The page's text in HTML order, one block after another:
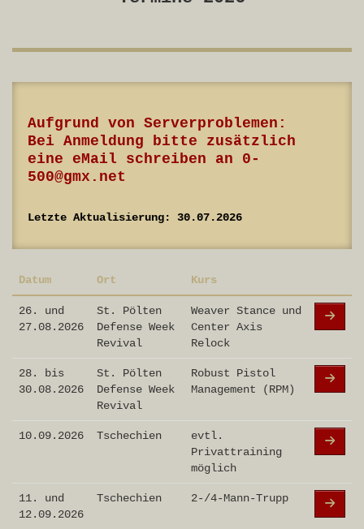
Aufgrund von Serverproblemen:
Bei Anmeldung bitte zusätzlich
eine eMail schreiben an 0-
500@gmx.net
Letzte Aktualisierung: 30.07.2026
Datum Ort Kurs
26. und
27.08.2026
St. Pölten
Defense Week
Revival
Weaver Stance und
Center Axis
Relock
28. bis
30.08.2026
St. Pölten
Defense Week
Revival
Robust Pistol
Management (RPM)
10.09.2026 Tschechien
evtl.
Privattraining
möglich
11. und
12.09.2026
Tschechien 2-/4-Mann-Trupp